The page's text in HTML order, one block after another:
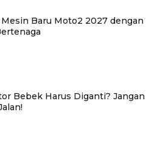
Baru Moto2 2027 dengan
Bebek Harus Diganti? Jangan